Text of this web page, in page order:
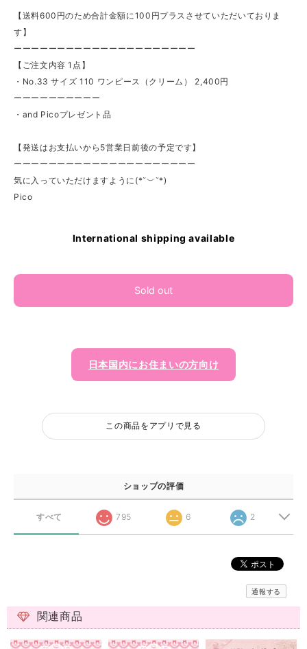
【送料600円のため合計金額に100円プラスさせていただいておりま
す】
ーーーーーーーーーーーーーーーーーーーーー
【ご注文内容 1点】
・No.33 サイズ 110 ワンピース（クリーム） 2,400円
ーーーーーーーーーー
・and Picoプレゼント品
【発送はお支払いから5営業日前後の予定です】
ーーーーーーーーーーーーーーーーーーーーー
気に入っていただけますように(*˘︶˘*)
Pico
International shipping available
Sold out
日本国内にお住まいの方向け
この商品をアプリで見る
ショップの評価
すべて 795 6 2
通報する
関連商品